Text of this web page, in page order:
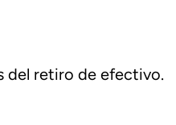
del retiro de efectivo.